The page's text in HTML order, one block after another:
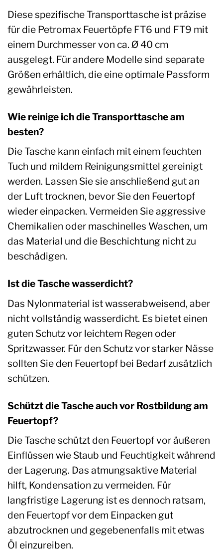
Diese spezifische Transporttasche ist präzise
für die Petromax Feuertöpfe FT6 und FT9 mit
einem Durchmesser von ca. Ø 40 cm
ausgelegt. Für andere Modelle sind separate
Größen erhältlich, die eine optimale Passform
gewährleisten.
Wie reinige ich die Transporttasche am
besten?
Die Tasche kann einfach mit einem feuchten
Tuch und mildem Reinigungsmittel gereinigt
werden. Lassen Sie sie anschließend gut an
der Luft trocknen, bevor Sie den Feuertopf
wieder einpacken. Vermeiden Sie aggressive
Chemikalien oder maschinelles Waschen, um
das Material und die Beschichtung nicht zu
beschädigen.
Ist die Tasche wasserdicht?
Das Nylonmaterial ist wasserabweisend, aber
nicht vollständig wasserdicht. Es bietet einen
guten Schutz vor leichtem Regen oder
Spritzwasser. Für den Schutz vor starker Nässe
sollten Sie den Feuertopf bei Bedarf zusätzlich
schützen.
Schützt die Tasche auch vor Rostbildung am
Feuertopf?
Die Tasche schützt den Feuertopf vor äußeren
Einflüssen wie Staub und Feuchtigkeit während
der Lagerung. Das atmungsaktive Material
hilft, Kondensation zu vermeiden. Für
langfristige Lagerung ist es dennoch ratsam,
den Feuertopf vor dem Einpacken gut
abzutrocknen und gegebenenfalls mit etwas
Öl einzureiben.